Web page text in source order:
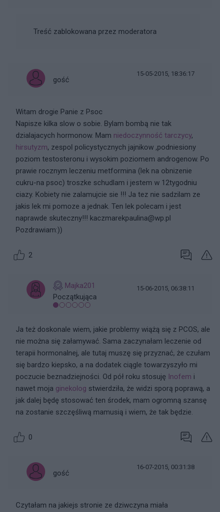
Treść zablokowana przez moderatora
gość
15-05-2015, 18:36:17
Witam drogie Panie z Psoc
Napisze kilka slow o sobie. Bylam bombą nie tak
dzialajacych hormonow. Mam niedoczynność tarczycy,
hirsutyzm, zespol policystycznych jajnikow ,podniesiony
poziom testosteronu i wysokim poziomem androgenow. Po
prawie rocznym leczeniu metformina (lek na obnizenie
cukru-na psoc) troszke schudlam i jestem w 12tygodniu
ciazy. Kobiety nie zalamujcie sie !!! Ja tez nie sadzilam ze
jakis lek mi pomoze a jednak. Ten lek polecam i jest
naprawde skuteczny!!! kaczmarekpaulina@wp.pl
Pozdrawiam:))
2
Majka201
Początkująca
15-06-2015, 06:38:11
Ja też doskonale wiem, jakie problemy wiążą się z PCOS, ale
nie można się załamywać. Sama zaczynałam leczenie od
terapii hormonalnej, ale tutaj muszę się przyznać, że czułam
się bardzo kiepsko, a na dodatek ciągle towarzyszyło mi
poczucie beznadziejności. Od pół roku stosuję Inofem i
nawet moja ginekolog stwierdziła, że widzi sporą poprawą, a
jak dalej będę stosować ten środek, mam ogromną szansę
na zostanie szczęśliwą mamusią i wiem, że tak będzie.
0
gość
16-07-2015, 00:31:38
Czytałam na jakiejs stronie ze dziwczyna miała